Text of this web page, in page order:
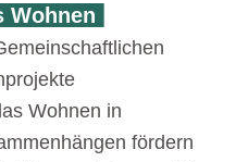
Wohnen
Wohnen in
fördern